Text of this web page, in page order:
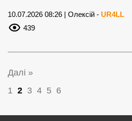
10.07.2026 08:26 | Олексій - UR4LL
439
Далі »
1 2 3 4 5 6